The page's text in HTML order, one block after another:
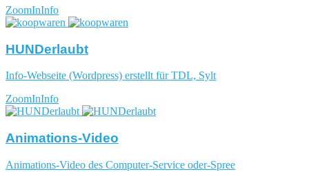
ZoomInInfo
HUNDerlaubt
Info-Webseite (Wordpress) erstellt für TDL, Sylt
ZoomInInfo
Animations-Video
Animations-Video des Computer-Service oder-Spree